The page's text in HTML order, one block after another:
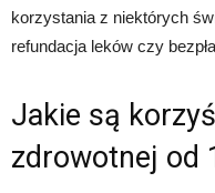
korzystania z niektórych
refundacja leków czy
Jakie są
zdrowotnej od